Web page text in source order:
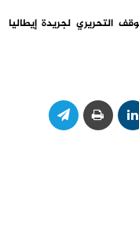
التحريري لجريدة إيطاليا